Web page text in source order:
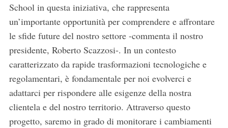
School in questa iniziativa, che rappresenta
un’importante opportunità per comprendere e affrontare
le sfide future del nostro settore -commenta il nostro
presidente, Roberto Scazzosi-. In un contesto
caratterizzato da rapide trasformazioni tecnologiche e
regolamentari, è fondamentale per noi evolverci e
adattarci per rispondere alle esigenze della nostra
clientela e del nostro territorio. Attraverso questo
progetto, saremo in grado di monitorare i cambiamenti